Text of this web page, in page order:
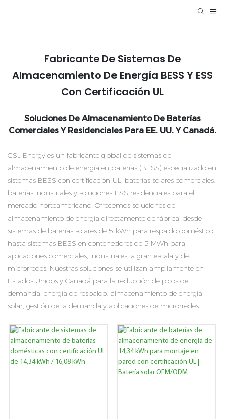
Fabricante De Sistemas De
Almacenamiento De Energía BESS Y ESS
Con Certificación UL
Soluciones De Almacenamiento De Baterías
Comerciales Y Residenciales Para EE. UU. Y Canadá.
GSL Energy es un fabricante global de sistemas de
almacenamiento de energía en baterías (BESS) especializado en
sistemas BESS con certificación UL, baterías solares comerciales,
baterías industriales y soluciones ESS residenciales para el
mercado norteamericano. Ofrecemos soluciones de
almacenamiento de energía directamente de fábrica, desde
sistemas de baterías solares de 5 kWh para respaldo doméstico
hasta sistemas BESS en contenedores de 5 MWh para
aplicaciones comerciales, industriales, a gran escala y de
microrredes. Nuestras soluciones se utilizan ampliamente en
Estados Unidos y Canadá para la reducción de picos de
demanda, energía de respaldo, almacenamiento de energía
solar, gestión de la demanda y aplicaciones de microrredes.